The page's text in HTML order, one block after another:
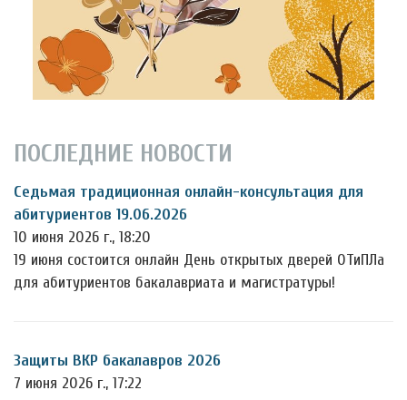
ПОСЛЕДНИЕ НОВОСТИ
Седьмая традиционная онлайн-консультация для
абитуриентов 19.06.2026
10 июня 2026 г., 18:20
19 июня состоится онлайн День открытых дверей ОТиПЛа
для абитуриентов бакалавриата и магистратуры!
Защиты ВКР бакалавров 2026
7 июня 2026 г., 17:22